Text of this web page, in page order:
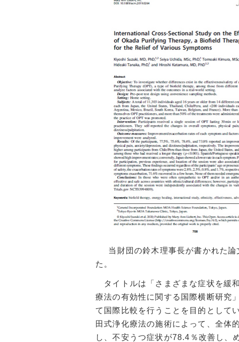
当財団の鈴木理事長が書かれた
た。
タイトルは「さまざまな症状を緩
療法の有効性に関する国際横断研究
て国際比較を行うことを目的としてい
田式浄化療法の施術によって、全体
し、不安うつ症状が78.4 ％改善し、